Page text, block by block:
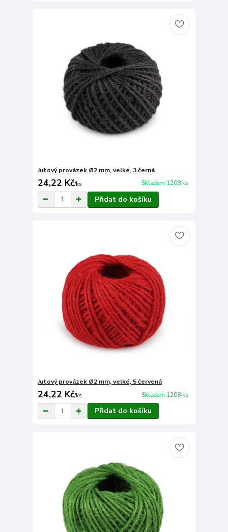
Jutový provázek Ø2 mm, velké, 3 černá
24,22 Kč/ks Skladem 1208 ks
Přidat do košíku
Jutový provázek Ø2 mm, velké, 5 červená
24,22 Kč/ks Skladem 1208 ks
Přidat do košíku